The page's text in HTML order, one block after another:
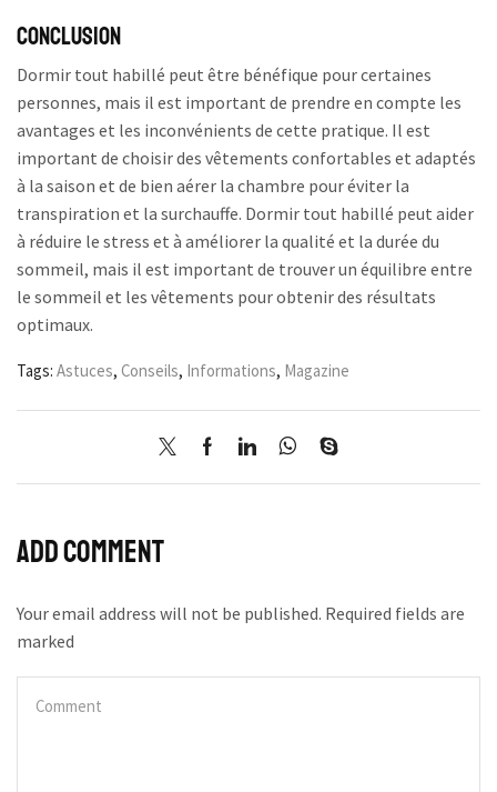
Conclusion
Dormir tout habillé peut être bénéfique pour certaines
personnes, mais il est important de prendre en compte les
avantages et les inconvénients de cette pratique. Il est
important de choisir des vêtements confortables et adaptés
à la saison et de bien aérer la chambre pour éviter la
transpiration et la surchauffe. Dormir tout habillé peut aider
à réduire le stress et à améliorer la qualité et la durée du
sommeil, mais il est important de trouver un équilibre entre
le sommeil et les vêtements pour obtenir des résultats
optimaux.
Tags: Astuces, Conseils, Informations, Magazine
Add comment
Your email address will not be published. Required fields are
marked